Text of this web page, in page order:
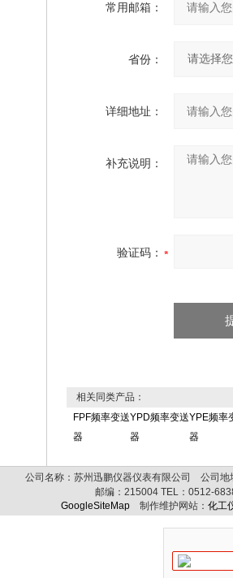
常用邮箱：
省份：
详细地址：
补充说明：
验证码：
相关同类产品：
FPF频率变送
器
YPD频率变送
器
YPE频率
器
公司名称：苏州迅鹏仪器仪表有限公司 公司
邮编： 215004 TEL： 0512-
GoogleSiteMap 制作维护网站： 化工